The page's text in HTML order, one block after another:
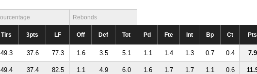
Rebonds
Tirs 3pts LF Off Def Tot Pd Fte Int Bp Ct Pts
49.3 37.6 77.3 1.6 3.5 5.1 1.1 1.4 1.3 0.7 0.4 7.9
49.4 37.4 82.5 1.1 4.9 6.0 1.6 1.7 1.7 1.1 0.6